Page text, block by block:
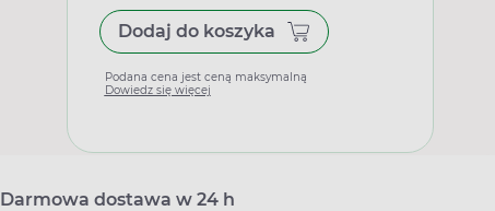
Dodaj do koszyka
Podana cena jest ceną maksymalną
Dowiedz się więcej
Darmowa dostawa w 24 h